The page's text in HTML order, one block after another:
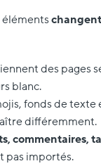
des pages
blanc.
fonds de
différemment.
commentaires,
pas importés.